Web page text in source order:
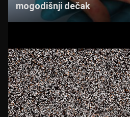
mogodišnji dečak